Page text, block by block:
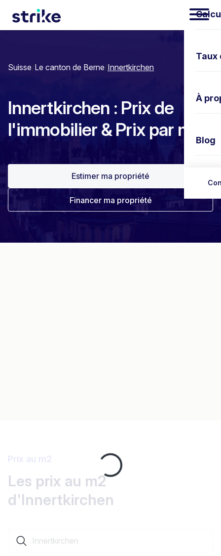
À
Blog
Suisse/Le canton de Berne/Innertkirchen
Innertkirchen : Prix de
l'immobilier & Prix par m²
Estimer ma propriété
Financer ma propriété
Loading...
Prix au m2
Les prix au m2
d'Innertkirchen